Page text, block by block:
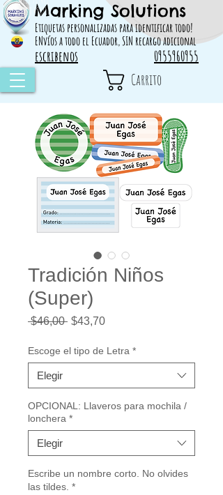
Marking Solutions
Etiquetas personalizadas para identificar todo!
ENvíos a todo el Ecuador, SIN recargo adicional
314828 498717
escribenos 0955960955
Carrito
Tradición Niños
(Super)
$46,00 Precio
$43,70Precio
oferta
Escoge el tipo de Letra *
Elegir
OPCIONAL: Llaveros para mochila /
lonchera *
Elegir
Escribe un nombre corto. No olvides
las tildes. *